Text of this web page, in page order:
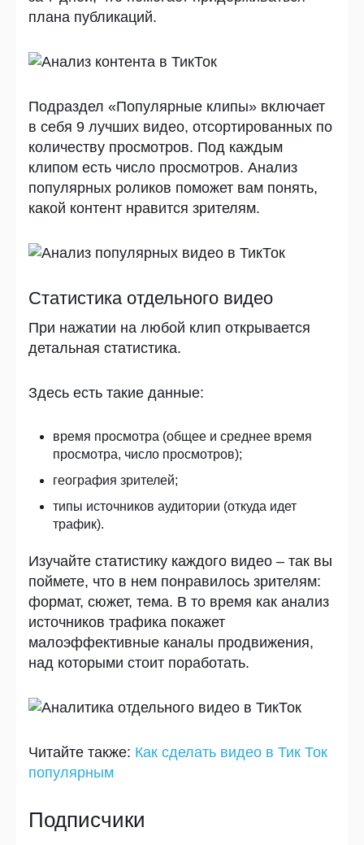
плана публикаций.
Подраздел «Популярные клипы» включает
в себя 9 лучших видео, отсортированных по
количеству просмотров. Под каждым
клипом есть число просмотров. Анализ
популярных роликов поможет вам понять,
какой контент нравится зрителям.
Статистика отдельного видео
При нажатии на любой клип открывается
детальная статистика.
Здесь есть такие данные:
время просмотра (общее и среднее время
просмотра, число просмотров);
география зрителей;
типы источников аудитории (откуда идет
трафик).
Изучайте статистику каждого видео – так вы
поймете, что в нем понравилось зрителям:
формат, сюжет, тема. В то время как анализ
источников трафика покажет
малоэффективные каналы продвижения,
над которыми стоит поработать.
Читайте также: Как сделать видео в Тик Ток
популярным
Подписчики